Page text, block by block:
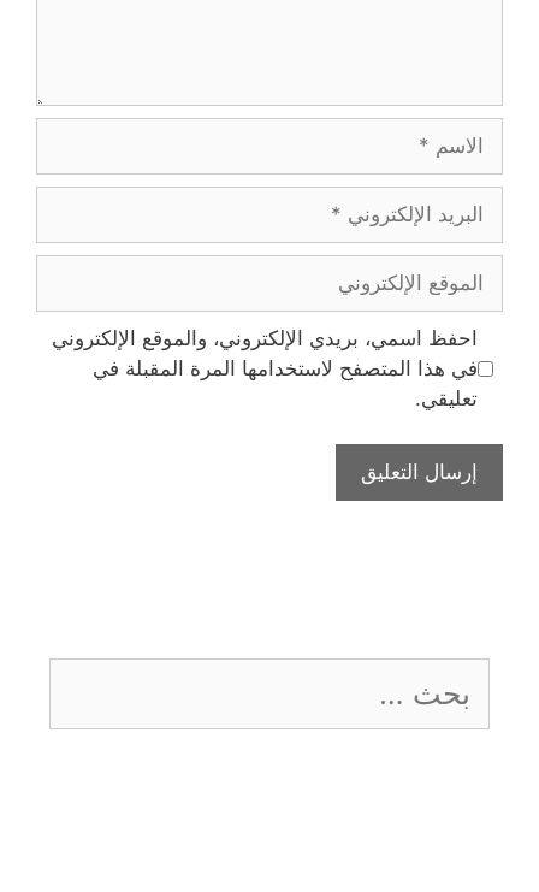
الإلكتروني
الإلكتروني
احفظ اسمي، بريدي الإلكتروني، والموقع الإلكتروني
في هذا المتصفح لاستخدامها المرة المقبلة في
تعليقي.
البحث
عن: